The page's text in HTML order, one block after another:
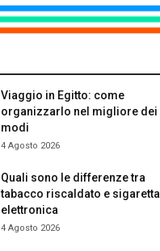
Viaggio in Egitto: come
organizzarlo nel migliore dei
modi
4 Agosto 2026
Quali sono le differenze tra
tabacco riscaldato e sigaretta
elettronica
4 Agosto 2026